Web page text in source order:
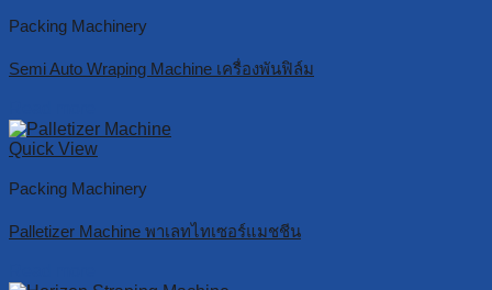
Packing Machinery
Semi Auto Wraping Machine เครื่องพันฟิล์ม
Quick View
Packing Machinery
Palletizer Machine พาเลทไทเซอร์แมชชีน